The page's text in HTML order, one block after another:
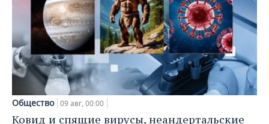
Общество 09 авг, 00:00
Ковид и спящие вирусы, неандертальские